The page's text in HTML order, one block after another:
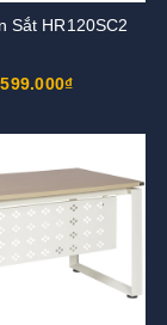
Sắt HR120SC2